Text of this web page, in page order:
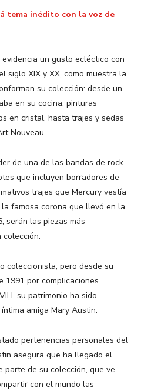
tema inédito con la voz de
un gusto ecléctico con
siglo XIX y XX, como muestra la
su colección: desde un
en su cocina, pinturas
en cristal, hasta trajes y sedas
Nouveau.
de una de las bandas de rock
que incluyen borradores de
trajes que Mercury vestía
famosa corona que llevó en la
serán las piezas más
coleccionista, pero desde su
1991 por complicaciones
su patrimonio ha sido
amiga Mary Austin.
pertenencias personales del
asegura que ha llegado el
parte de su colección, que ve
con el mundo las